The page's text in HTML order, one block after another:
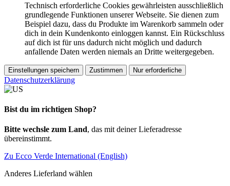
Technisch erforderliche Cookies gewährleisten ausschließlich
grundlegende Funktionen unserer Webseite. Sie dienen zum
Beispiel dazu, dass du Produkte im Warenkorb sammeln oder
dich in dein Kundenkonto einloggen kannst. Ein Rückschluss
auf dich ist für uns dadurch nicht möglich und dadurch
anfallende Daten werden niemals an Dritte weitergegeben.
Einstellungen speichern Zustimmen Nur erforderliche
Datenschutzerklärung
Bist du im richtigen Shop?
Bitte wechsle zum Land, das mit deiner Lieferadresse
übereinstimmt.
Zu Ecco Verde International (English)
Anderes Lieferland wählen